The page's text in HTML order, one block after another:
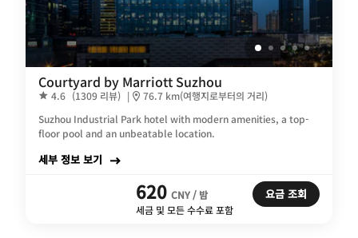
Courtyard by Marriott Suzhou
4.6 (1309 리뷰) |
76.7 km(여행지로부터의 거리)
Suzhou Industrial Park hotel with modern amenities, a top-
floor pool and an unbeatable location.
세부 정보 보기
620 CNY / 밤
세금 및 모든 수수료 포함
요금 조회